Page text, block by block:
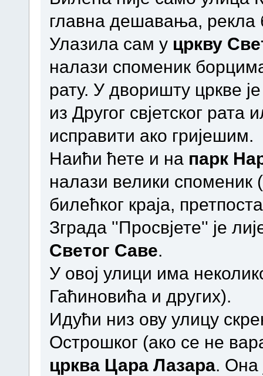
главна дешавања, рекла
Улазила сам у цркву
налази споменик
рату. У дворишту цркве
из Другог свјетског
исправити ако гријешим.
Наићи ћете и на парк
налази велики споменик
билећког краја,
Зграда ''Просвјете'' је
Светог Саве.
У овој улици има
Гаћиновића и других).
Идући низ ову улицу
Острошког (ако се не
црква Цара Лазара. Она